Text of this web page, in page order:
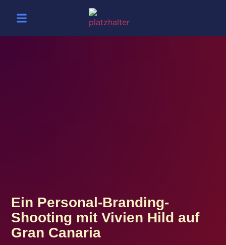
Ein Personal-Branding-
Shooting mit Vivien Hild auf
Gran Canaria